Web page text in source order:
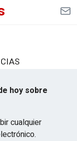
hoy sobre
cualquier